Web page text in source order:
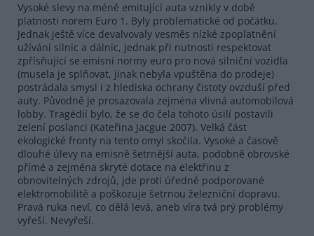
Vysoké slevy na méně emitující auta vznikly v době
platnosti norem Euro 1. Byly problematické od počátku.
Jednak ještě více devalvovaly vesměs nízké zpoplatnění
užívání silnic a dálnic, jednak při nutnosti respektovat
zpřísňující se emisní normy euro pro nová silniční vozidla
(musela je splňovat, jinak nebyla vpuštěna do prodeje)
postrádala smysl i z hlediska ochrany čistoty ovzduší před
auty. Původně je prosazovala zejména vlivná automobilová
lobby. Tragédií bylo, že se do čela tohoto úsilí postavili
zelení poslanci (Kateřina Jacgue 2007). Velká část
ekologické fronty na tento omyl skočila. Vysoké a časově
dlouhé úlevy na emisně šetrnější auta, podobně obrovské
přímé a zejména skryté dotace na elektřinu z
obnovitelných zdrojů, jde proti úředně podporované
elektromobilitě a poškozuje šetrnou železniční dopravu.
Pravá ruka neví, co dělá levá, aneb víra tvá prý problémy
vyřeší. Nevyřeší.